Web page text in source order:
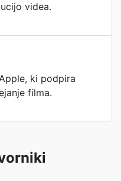
videa.
ki podpira
filma.